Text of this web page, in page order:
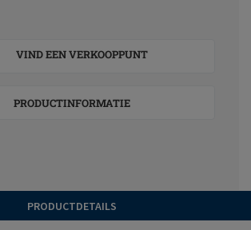
VIND EEN VERKOOPPUNT
PRODUCTINFORMATIE
PRODUCTDETAILS